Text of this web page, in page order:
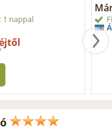
1 nappal